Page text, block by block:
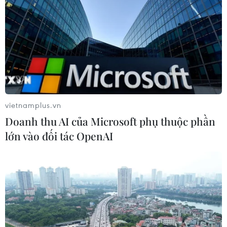
Kim ngạch xuất khẩu vượt mốc 100
tỷ USD, Hàn Quốc lập kỷ lục thặng
dư vãng lai
06/08/2026 03:34
Xem thêm
CƠ QUAN CHỦ QUẢN: THÔNG TẤN XÃ VIỆT NAM
Tổng Biên tập: TRẦN TIẾN DUẨN
Phó Tổng Biên tập: NGUYỄN THỊ TÁM, KHÚC THANH
THỦY
vietnamplus.vn
Doanh thu AI của Microsoft phụ thuộc phần
lớn vào đối tác OpenAI